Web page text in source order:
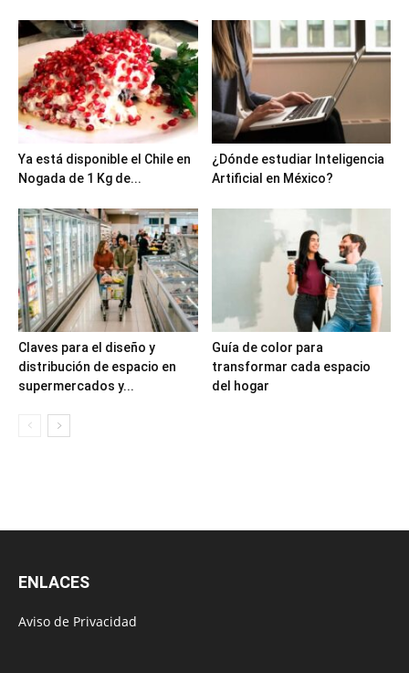
Ya está disponible el Chile en
Nogada de 1 Kg de...
¿Dónde estudiar Inteligencia
Artificial en México?
Claves para el diseño y
distribución de espacio en
supermercados y...
Guía de color para
transformar cada espacio
del hogar
ENLACES
Aviso de Privacidad